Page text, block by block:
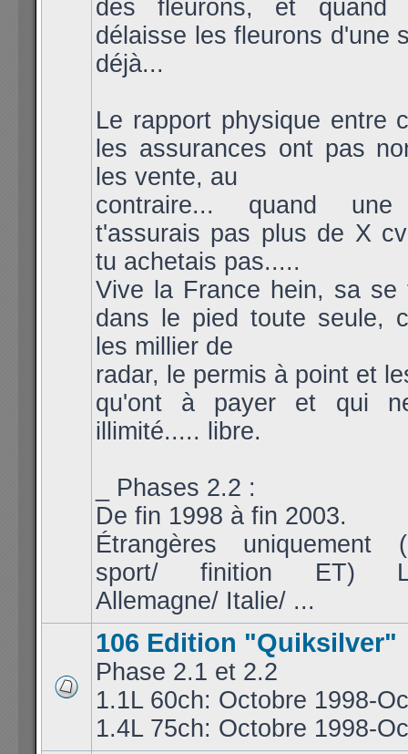
des fleurons, et quand
délaisse les fleurons d'une
déjà...
Le rapport physique entre
les assurances ont pas
les vente, au
contraire... quand
t'assurais pas plus de X
tu achetais pas.....
Vive la France hein, sa se
dans le pied toute seule,
les millier de
radar, le permis à point et
qu'ont à payer et qui
illimité..... libre.
_ Phases 2.2 :
De fin 1998 à fin 2003.
Étrangères uniquement
sport/ finition ET)
Allemagne/ Italie/ ...
106 Edition "Quiksilver"
Phase 2.1 et 2.2
1.1L 60ch: Octobre 1998-
1.4L 75ch: Octobre 1998-